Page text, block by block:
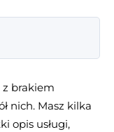
z brakiem
nich. Masz kilka
opis usługi,